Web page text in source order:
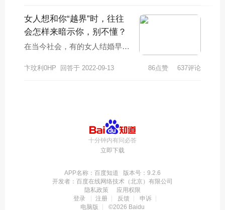
女人想和你“越界”时，往往
会怎样来暗示你，别不懂？
在当今社会，有的女人结婚早，
女人到了中年，却还是单身。女
卞玟利0HP 回答于 2022-09-13 86点赞 637评论
十分钟内有问必答
立即下载
APP名称：百度知道 版本号：9.2.6
开发者：百度在线网络技术（北京）有限公司
隐私政策
应用权限
登录
注册 反馈
申诉
电脑版
©2026 Baidu